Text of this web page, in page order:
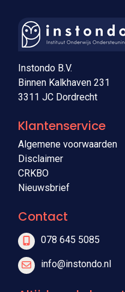
Instondo B.V.
Binnen Kalkhaven 231
3311 JC Dordrecht
Klantenservice
Algemene voorwaarden
Disclaimer
CRKBO
Nieuwsbrief
Contact
078 645 5085
info@instondo.nl